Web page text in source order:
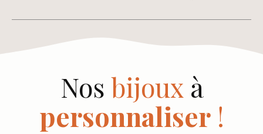
Nos bijoux à
personnaliser!